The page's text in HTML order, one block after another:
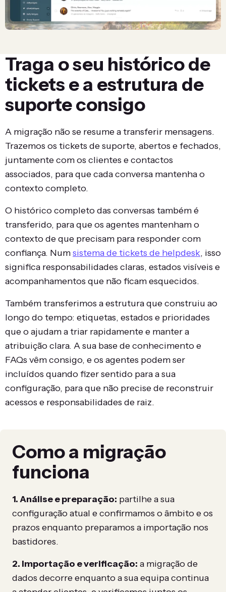
Traga o seu histórico de
tickets e a estrutura de
suporte consigo
A migração não se resume a transferir mensagens.
Trazemos os tickets de suporte, abertos e fechados,
juntamente com os clientes e contactos
associados, para que cada conversa mantenha o
contexto completo.
O histórico completo das conversas também é
transferido, para que os agentes mantenham o
contexto de que precisam para responder com
confiança. Numsistema de tickets de helpdesk, isso
significa responsabilidades claras, estados visíveis e
acompanhamentos que não ficam esquecidos.
Também transferimos a estrutura que construiu ao
longo do tempo: etiquetas, estados e prioridades
que o ajudam a triar rapidamente e manter a
atribuição clara. A sua base de conhecimento e
FAQs vêm consigo, e os agentes podem ser
incluídos quando fizer sentido para a sua
configuração, para que não precise de reconstruir
acessos e responsabilidades de raiz.
Como a migração
funciona
1. Análise e preparação: partilhe a sua
configuração atual e confirmamos o âmbito e os
prazos enquanto preparamos a importação nos
bastidores.
2. Importação e verificação: a migração de
dados decorre enquanto a sua equipa continua